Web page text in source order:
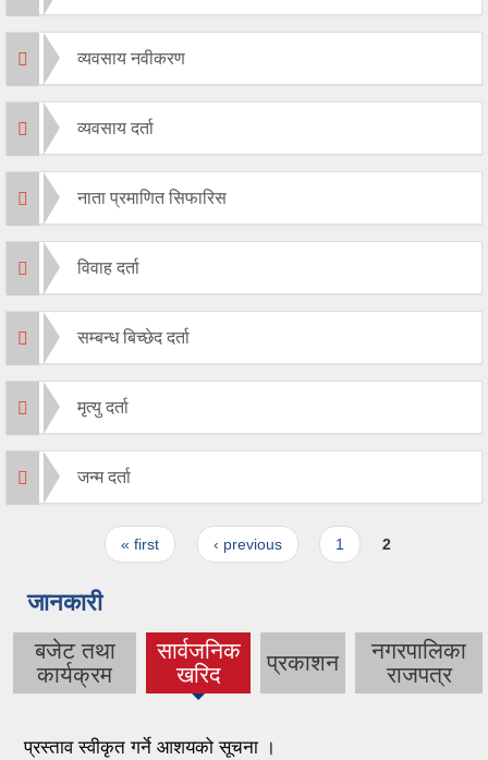
व्यवसाय नवीकरण
व्यवसाय दर्ता
नाता प्रमाणित सिफारिस
विवाह दर्ता
सम्बन्ध बिच्छेद दर्ता
मृत्यु दर्ता
जन्म दर्ता
« first ‹ previous 1 2
जानकारी
बजेट तथा
कार्यक्रम
सार्वजनिक
खरिद
(active
tab)
प्रकाशन
नगरपालिका
राजपत्र
प्रस्ताव स्वीकृत गर्ने आशयको सूचना ।